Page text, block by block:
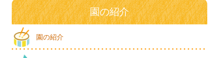
園の紹介
園の紹介